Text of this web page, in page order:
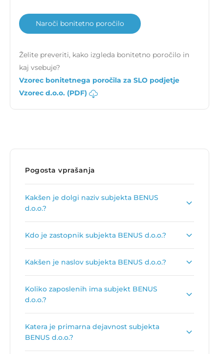
Naroči bonitetno poročilo
Želite preveriti, kako izgleda bonitetno poročilo in
kaj vsebuje?
Vzorec bonitetnega poročila za SLO podjetje
Vzorec d.o.o. (PDF)
Pogosta vprašanja
Kakšen je dolgi naziv subjekta BENUS
d.o.o.?
svetovanje in proizvodnja, d.o.o..
Kdo je zastopnik subjekta BENUS d.o.o.?
Kakšen je naslov subjekta BENUS d.o.o.?
Ljubljani.
Koliko zaposlenih ima subjekt BENUS
d.o.o.?
Katera je primarna dejavnost subjekta
BENUS d.o.o.?